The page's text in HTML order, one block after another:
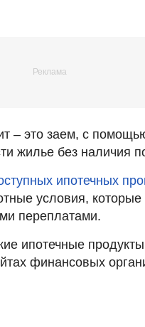
– это заем, с
жилье без наличия
ипотечных
условия,
переплатами.
ипотечные
финансовых